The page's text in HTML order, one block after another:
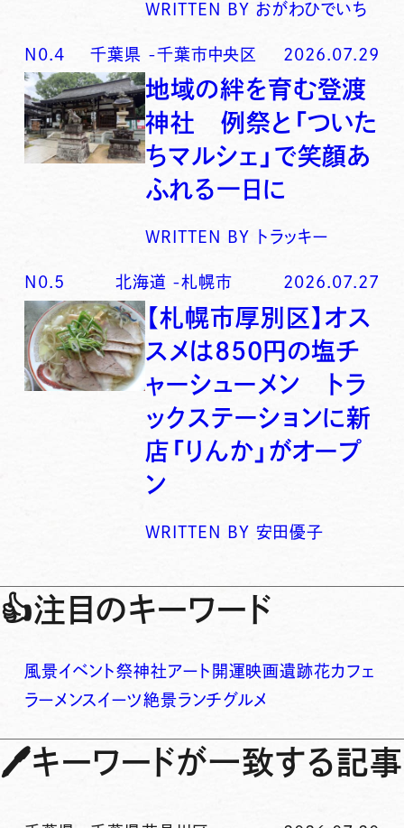
WRITTEN BY おがわひでいち
N0.4 千葉県 -千葉市中央区 2026.07.29
地域の絆を育む登渡
神社 例祭と「ついた
ちマルシェ」で笑顔あ
ふれる一日に
WRITTEN BY トラッキー
N0. 5 北海道 -札幌市 2026.07.27
【札幌市厚別区】オス
スメは850円の塩チ
ャーシューメン トラ
ックステーションに新
店「りんか」がオープ
ン
WRITTEN BY 安田優子
👍注目のキーワード
風景イベント祭神社アート 開運映画遺跡花カフェ
ラーメンスイーツ絶景ランチグルメ
🖊キーワードが一致する記事